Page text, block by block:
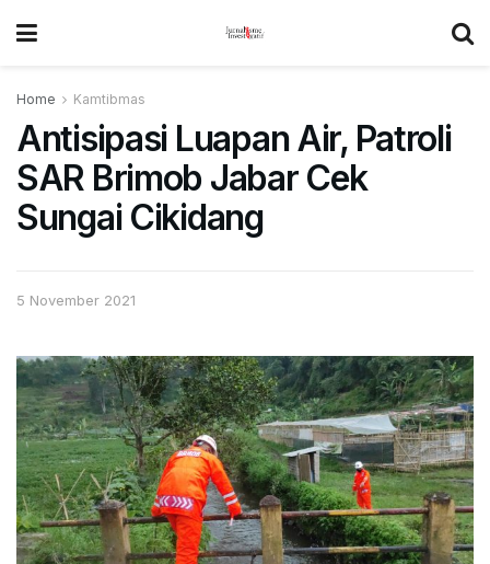
Home Kamtibmas
Antisipasi Luapan Air, Patroli
SAR Brimob Jabar Cek
Sungai Cikidang
5 November 2021